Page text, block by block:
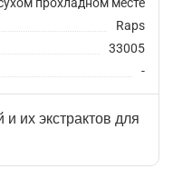
прохладном месте
Raps
33005
-
их экстрактов для